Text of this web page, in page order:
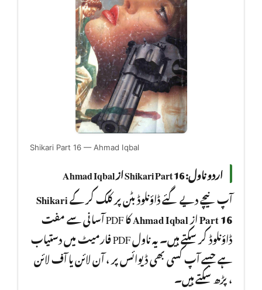
Shikari Part 16 — Ahmad Iqbal
اردو ناول: Shikari Part 16 از Ahmad Iqbal
آپ نیچے دیے گئے ڈاؤنلوڈ بٹن پر کلک کر کےShikari
Part 16ازAhmad Iqbal
کا PDF آسانی سے مفت
ڈاؤنلوڈ کر سکتے ہیں۔ یہ ناول PDF فارمیٹ میں دستیاب
ہے جسے آپ کسی بھی ڈیوائس پر ، آن لائن یا آف لائن
، پڑھ سکتے ہیں۔